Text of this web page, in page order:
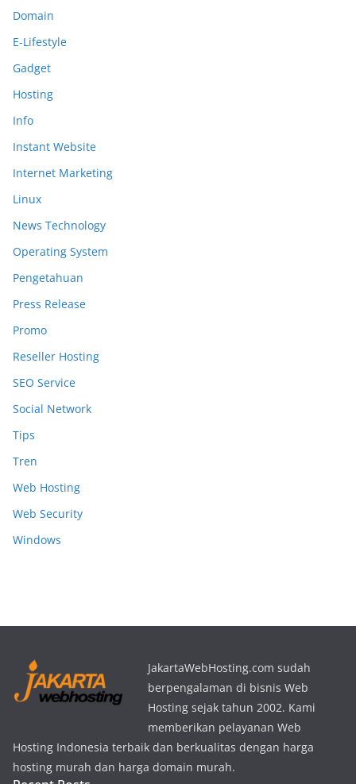
Domain
E-Lifestyle
Gadget
Hosting
Info
Instant Website
Internet Marketing
Linux
News Technology
Operating System
Pengetahuan
Press Release
Promo
Reseller Hosting
SEO Service
Social Network
Tips
Tren
Web Hosting
Web Security
Windows
JakartaWebHosting.com sudah
berpengalaman di bisnis Web
Hosting sejak tahun 2002. Kami
memberikan pelayanan Web
Hosting Indonesia terbaik dan berkualitas dengan harga
hosting murah dan harga domain murah.